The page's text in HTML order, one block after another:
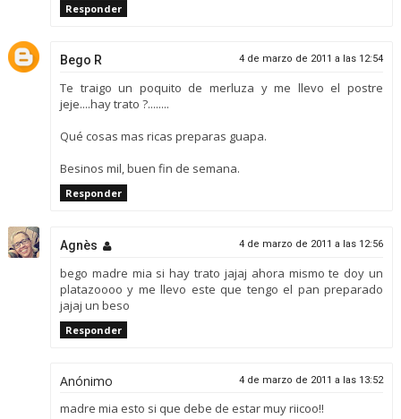
Responder
Bego R 4 de marzo de 2011 a las 12:54
Te traigo un poquito de merluza y me llevo el postre
jeje....hay trato ?........
Qué cosas mas ricas preparas guapa.
Besinos mil, buen fin de semana.
Responder
Agnès 4 de marzo de 2011 a las 12:56
bego madre mia si hay trato jajaj ahora mismo te doy un
platazoooo y me llevo este que tengo el pan preparado
jajaj un beso
Responder
Anónimo 4 de marzo de 2011 a las 13:52
madre mia esto si que debe de estar muy riicoo!!